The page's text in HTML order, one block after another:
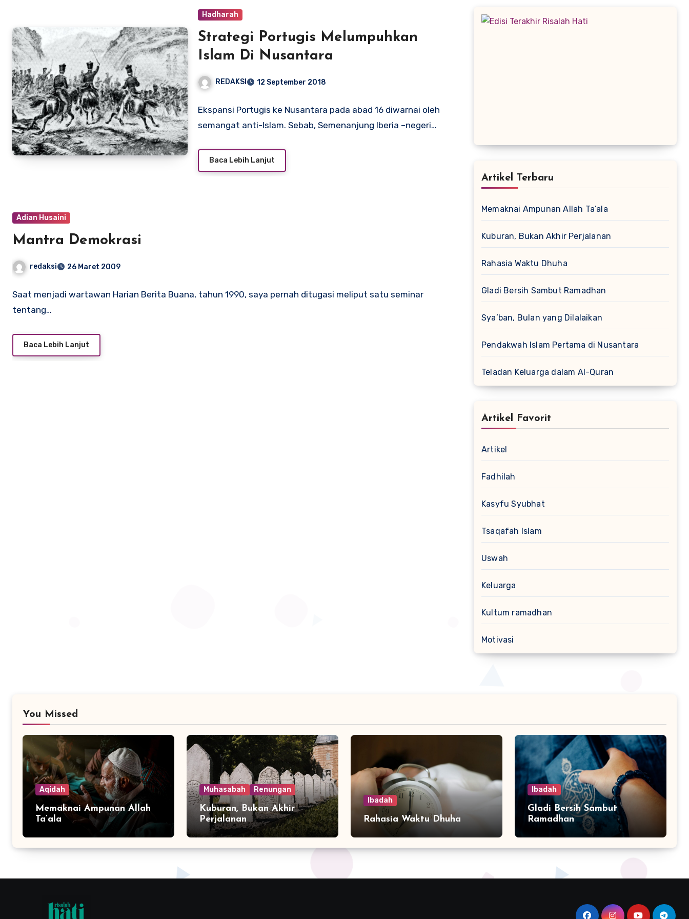
Hadharah
Strategi Portugis Melumpuhkan
Islam Di Nusantara
REDAKSI 12 September 2018
Ekspansi Portugis ke Nusantara pada abad 16 diwarnai oleh
semangat anti-Islam. Sebab, Semenanjung Iberia –negeri…
Baca Lebih Lanjut
Adian Husaini
Mantra Demokrasi
redaksi 26 Maret 2009
Saat menjadi wartawan Harian Berita Buana, tahun 1990, saya pernah ditugasi meliput satu seminar
tentang…
Baca Lebih Lanjut
Artikel Terbaru
Memaknai Ampunan Allah Ta’ala
Kuburan, Bukan Akhir Perjalanan
Rahasia Waktu Dhuha
Gladi Bersih Sambut Ramadhan
Sya’ban, Bulan yang Dilalaikan
Pendakwah Islam Pertama di Nusantara
Teladan Keluarga dalam Al-Quran
Artikel Favorit
Artikel
Fadhilah
Kasyfu Syubhat
Tsaqafah Islam
Uswah
Keluarga
Kultum ramadhan
Motivasi
You Missed
Aqidah
Memaknai Ampunan Allah
Ta’ala
Muhasabah Renungan
Kuburan, Bukan Akhir
Perjalanan
Ibadah
Rahasia Waktu Dhuha
Ibadah
Gladi Bersih Sambut
Ramadhan